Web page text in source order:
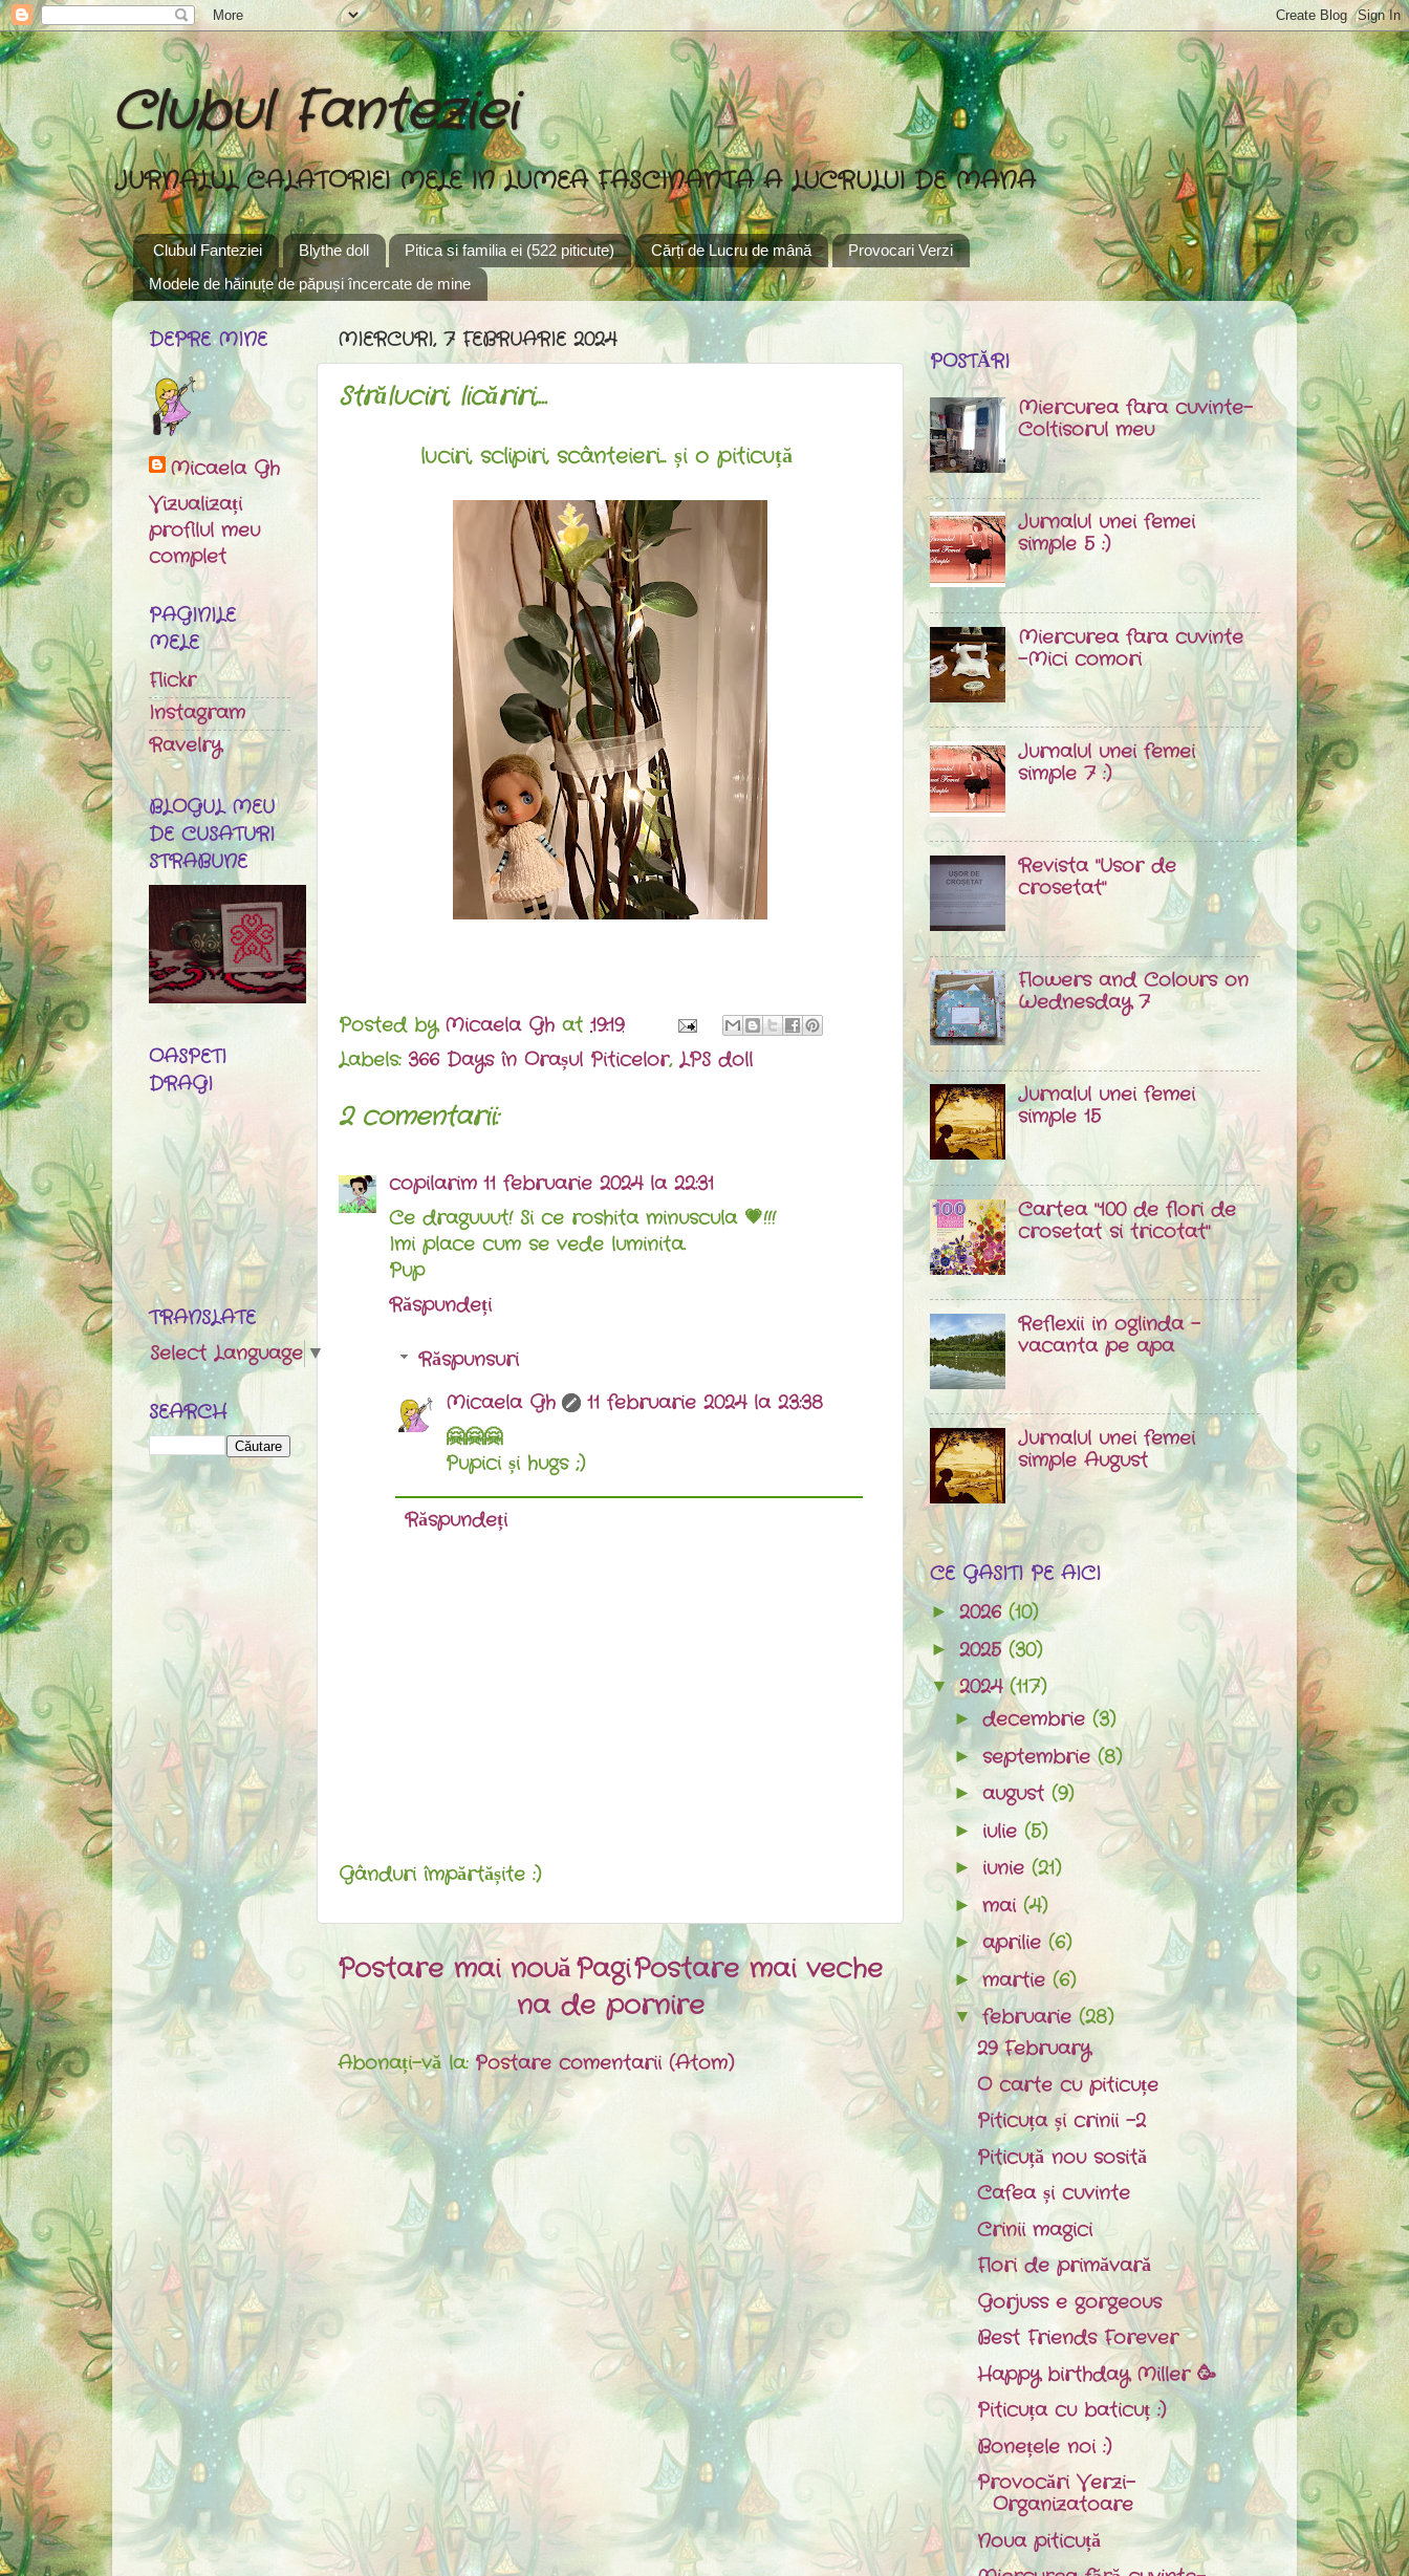
Clubul Fanteziei
JURNALUL CALATORIEI MELE IN LUMEA FASCINANTA A LUCRULUI DE MANA
Clubul Fanteziei Blythe doll Pitica si familia ei (522 piticute) Cărți de Lucru de mână
Provocari Verzi
Modele de hăinuțe de păpuși încercate de mine
MIERCURI, 7 FEBRUARIE 2024
Străluciri, licăriri,...
luciri, sclipiri, scânteieri... și o piticuță
Posted byMicaela Gh at 19:19
Labels: 366 Days în Orașul Piticelor, LPS doll
2 comentarii:
copilarim 11 februarie 2024 la 22:31
Ce draguuut! Si ce roshita minuscula 💗!!!
Imi place cum se vede luminita.
Pup
Răspundeți
Răspunsuri
Micaela Gh
11 februarie 2024 la 23:38
🤗🤗🤗
Pupici și hugs ;)
Răspundeți
Gânduri împărtășite :)
Postare mai nouă Postare mai veche
Pagi
na de pornire
Abonați-vă la:Postare comentarii (Atom)
DEPRE MINE
Micaela Gh
Vizualizați
profilul meu
complet
PAGINILE
MELE
Flickr
Instagram
Ravelry
BLOGUL MEU
DE CUSATURI
STRABUNE
OASPETI
DRAGI
TRANSLATE
Select Language▼
SEARCH
POSTĂRI
Miercurea fara cuvinte-
Coltisorul meu
Jurnalul unei femei
simple 5 :)
Miercurea fara cuvinte
-Mici comori
Jurnalul unei femei
simple 7 :)
Revista "Usor de
crosetat"
Flowers and Colours on
Wednesday 7
Jurnalul unei femei
simple 15
Cartea "100 de flori de
crosetat si tricotat"
Reflexii in oglinda -
vacanta pe apa
Jurnalul unei femei
simple August
CE GASITI PE AICI
► 2026(10)
► 2025(30)
▼2024(117)
► decembrie (3)
►septembrie(8)
► august (9)
► iulie (5)
► iunie (21)
► mai (4)
►aprilie (6)
►martie (6)
▼februarie(28)
29 February
O carte cu piticuțe
Piticuța și crinii -2
Piticuță nou sosită
Cafea și cuvinte
Crinii magici
Flori de primăvară
Gorjuss e gorgeous
Best Friends Forever
Happy birthday Miller 🥳
Piticuța cu baticuț :)
Bonețele noi :)
Provocări Verzi-
Organizatoare
Noua piticuță